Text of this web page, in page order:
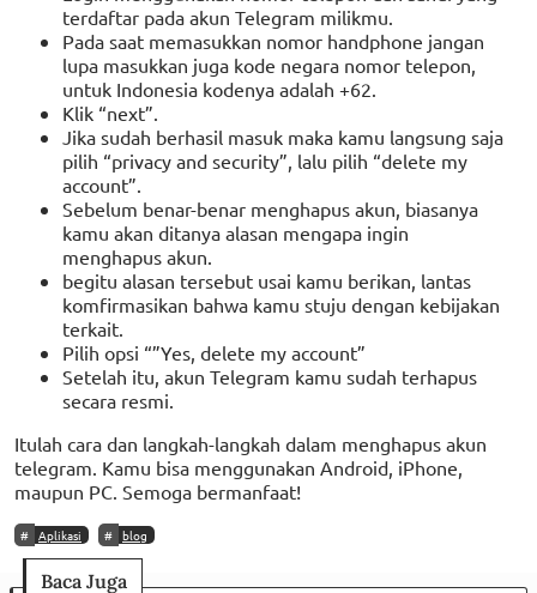
terdaftar pada akun Telegram milikmu.
Pada saat memasukkan nomor handphone jangan
lupa masukkan juga kode negara nomor telepon,
untuk Indonesia kodenya adalah +62.
Klik “next”.
Jika sudah berhasil masuk maka kamu langsung saja
pilih “privacy and security”, lalu pilih “delete my
account”.
Sebelum benar-benar menghapus akun, biasanya
kamu akan ditanya alasan mengapa ingin
menghapus akun.
begitu alasan tersebut usai kamu berikan, lantas
komfirmasikan bahwa kamu stuju dengan kebijakan
terkait.
Pilih opsi “”Yes, delete my account”
Setelah itu, akun Telegram kamu sudah terhapus
secara resmi.
Itulah cara dan langkah-langkah dalam menghapus akun
telegram. Kamu bisa menggunakan Android, iPhone,
maupun PC. Semoga bermanfaat!
Aplikasi blog
Baca Juga